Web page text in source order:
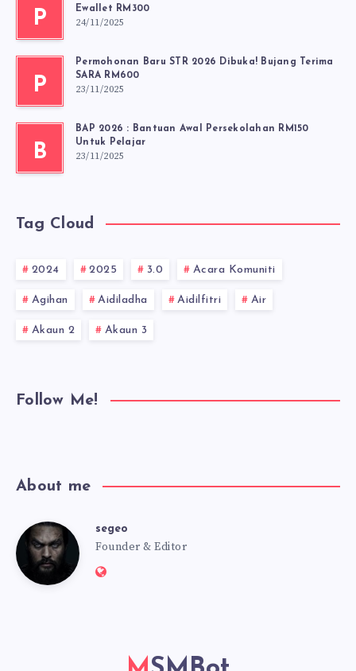
P
Ewallet RM300
24/11/2025
P
Permohonan Baru STR 2026 Dibuka! Bujang Terima
SARA RM600
23/11/2025
B
BAP 2026 : Bantuan Awal Persekolahan RM150
Untuk Pelajar
23/11/2025
Tag Cloud
2024 2025 3.0 Acara Komuniti
Agihan Aidiladha Aidilfitri Air
Akaun 2 Akaun 3
Follow Me!
About me
segeo segeo
Founder & Editor
Website: